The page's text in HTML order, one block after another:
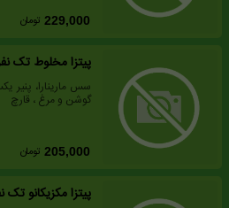
229,000 تومان
پیتزا مخلوط تک
سس مارینارا، پنیر
گوشن و مرغ ، قارچ
205,000 تومان
پیتزا مکزیکانو تک